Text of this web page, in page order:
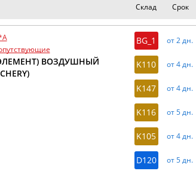
Склад Срок
ВОЗДУШНЫЙ
BG_1 от 2 дн.
K110 от 4 дн.
K147 от 4 дн.
K116 от 5 дн.
K105 от 4 дн.
D120 от 5 дн.